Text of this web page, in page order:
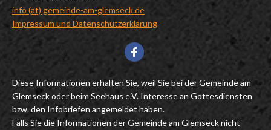
info (at) gemeinde-am-glemseck.de
Impressum und Datenschutzerklärung
Diese Informationen erhalten Sie, weil Sie bei der Gemeinde am
Glemseck oder beim Seehaus e.V. Interesse an Gottesdiensten
bzw. den Infobriefen angemeldet haben.
Falls Sie die Informationen der Gemeinde am Glemseck nicht